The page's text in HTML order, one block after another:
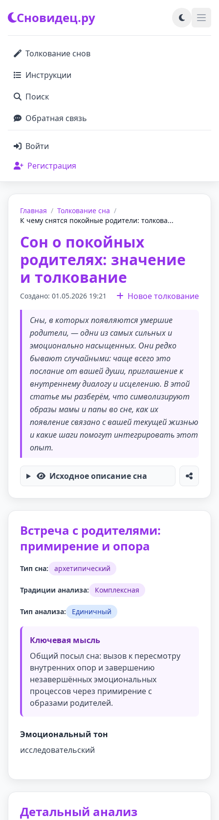
Сновидец.ру
Толкование снов
Инструкции
Поиск
Обратная связь
Войти
Регистрация
Главная / Толкование сна /
К чему снятся покойные родители: толкова...
Сон о покойных
родителях: значение
и толкование
Создано: 01.05.2026 19:21 Новое толкование
Сны, в которых появляются умершие
родители, — одни из самых сильных и
эмоционально насыщенных. Они редко
бывают случайными: чаще всего это
послание от вашей души, приглашение к
внутреннему диалогу и исцелению. В этой
статье мы разберём, что символизируют
образы мамы и папы во сне, как их
появление связано с вашей текущей жизнью
и какие шаги помогут интегрировать этот
опыт.
Исходное описание сна
Встреча с родителями:
примирение и опора
Тип сна: архетипический
Традиции анализа: Комплексная
Тип анализа: Единичный
Ключевая мысль
Общий посыл сна: вызов к пересмотру
внутренних опор и завершению
незавершённых эмоциональных
процессов через примирение с
образами родителей.
Эмоциональный тон
исследовательский
Детальный анализ